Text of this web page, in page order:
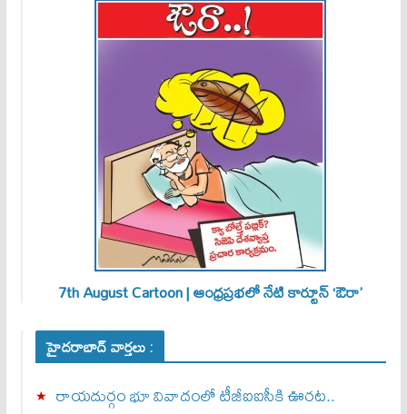
7th August Cartoon | ఆంధ్రప్రభలో నేటి కార్టూన్ ‘ఔరా’
హైదరాబాద్ వార్తలు :
రాయదుర్గం భూ వివాదంలో టీజీఐఐసీకి ఊరట..